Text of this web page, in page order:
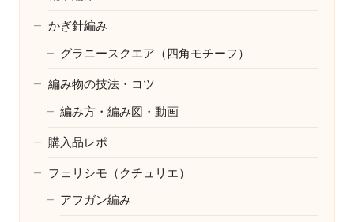
かぎ針編み
グラニースクエア（四角モチーフ）
編み物の技法・コツ
編み方・編み図・動画
購入品レポ
フェリシモ（クチュリエ）
アフガン編み